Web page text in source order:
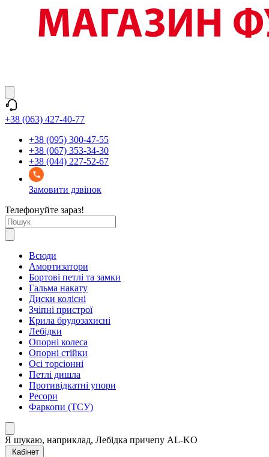
+38 (063) 427-40-77
+38 (095) 300-47-55
+38 (067) 353-34-30
+38 (044) 227-52-67
Замовити дзвінок
Телефонуйте зараз!
Всюди
Амортизатори
Бортові петлі та замки
Гальма накату
Диски колісні
Зчіпні пристрої
Крила брудозахисні
Лебідки
Опорні колеса
Опорні стійки
Осі торсіонні
Петлі дишла
Противідкатні упори
Ресори
Фаркопи (ТСУ)
Я шукаю, наприклад, Лебідка причепу AL-KO
Кабінет